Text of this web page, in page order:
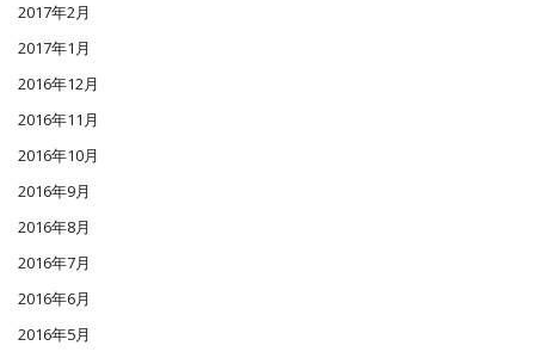
2017年2月
2017年1月
2016年12月
2016年11月
2016年10月
2016年9月
2016年8月
2016年7月
2016年6月
2016年5月